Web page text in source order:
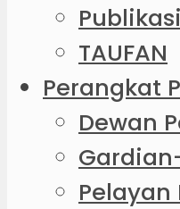
Publikasi
TAUFAN
Perangkat
Dewan
Pelayan